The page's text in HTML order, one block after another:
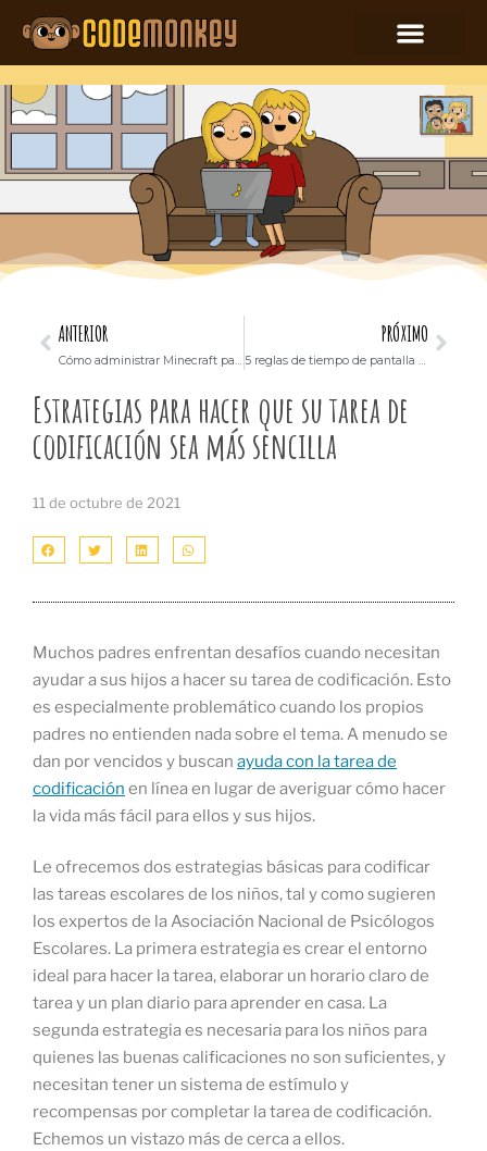
ANTERIOR
Cómo administrar Minecraft para tus hijos
PRÓXIMO
5 reglas de tiempo de pantalla para niños
Estrategias para hacer que su tarea de
codificación sea más sencilla
11 de octubre de 2021
Muchos padres enfrentan desafíos cuando necesitan
ayudar a sus hijos a hacer su tarea de codificación. Esto
es especialmente problemático cuando los propios
padres no entienden nada sobre el tema. A menudo se
dan por vencidos y buscan ayuda con la tarea de
codificación en línea en lugar de averiguar cómo hacer
la vida más fácil para ellos y sus hijos.
Le ofrecemos dos estrategias básicas para codificar
las tareas escolares de los niños, tal y como sugieren
los expertos de la Asociación Nacional de Psicólogos
Escolares. La primera estrategia es crear el entorno
ideal para hacer la tarea, elaborar un horario claro de
tarea y un plan diario para aprender en casa. La
segunda estrategia es necesaria para los niños para
quienes las buenas calificaciones no son suficientes, y
necesitan tener un sistema de estímulo y
recompensas por completar la tarea de codificación.
Echemos un vistazo más de cerca a ellos.